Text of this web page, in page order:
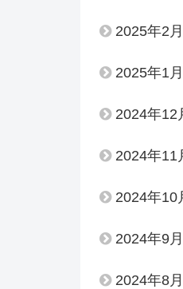
2025年2月
2025年1月
2024年12
2024年11
2024年10
2024年9月
2024年8月